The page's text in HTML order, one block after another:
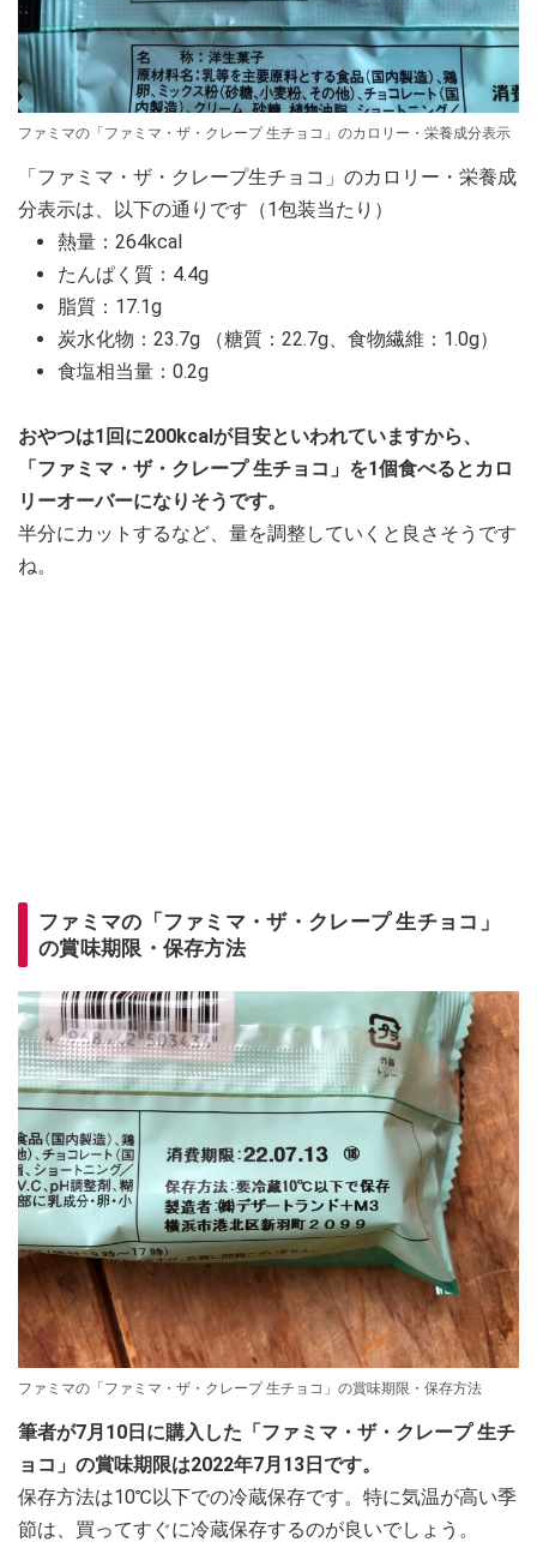
ファミマの「ファミマ・ザ・クレープ 生チョコ」のカロリー・栄養成分表示
「ファミマ・ザ・クレープ生チョコ」のカロリー・栄養成
分表示は、以下の通りです（1包装当たり）
熱量：264kcal
たんぱく質：4.4g
脂質：17.1g
炭水化物：23.7g （糖質：22.7g、食物繊維：1.0g）
食塩相当量：0.2g
おやつは1回に200kcalが目安といわれていますから、
「ファミマ・ザ・クレープ 生チョコ」を1個食べるとカロ
リーオーバーになりそうです。
半分にカットするなど、量を調整していくと良さそうです
ね。
ファミマの「ファミマ・ザ・クレープ 生チョコ」
の賞味期限・保存方法
ファミマの「ファミマ・ザ・クレープ 生チョコ」の賞味期限・保存方法
筆者が7月10日に購入した「ファミマ・ザ・クレープ 生チ
ョコ」の賞味期限は2022年7月13日です。
保存方法は10℃以下での冷蔵保存です。特に気温が高い季
節は、買ってすぐに冷蔵保存するのが良いでしょう。